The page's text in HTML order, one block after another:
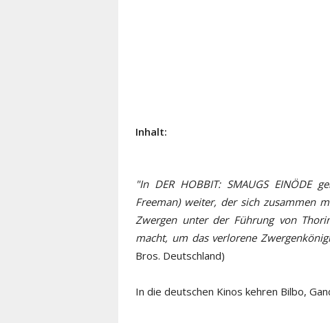
Inhalt:
"In DER HOBBIT: SMAUGS EINÖDE
Freeman) weiter, der sich zusammen
Zwergen unter der Führung von
macht, um das verlorene
Bros. Deutschland)
In die deutschen Kinos kehren Bilbo,